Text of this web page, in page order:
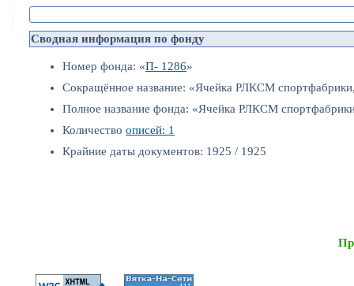
Сводная информация по фонду
Номер фонда: «П- 1286»
Сокращённое название: «Ячейка РЛКСМ
Полное название фонда: «Ячейка РЛКСМ
Количество описей: 1
Крайние даты документов: 1925 / 1925